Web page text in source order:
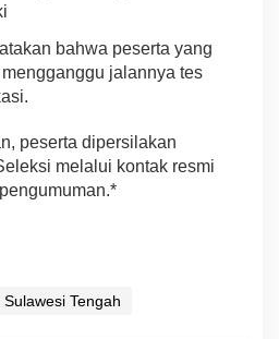
bahwa peserta yang
jalannya tes
peserta dipersilakan
melalui kontak resmi
Sulawesi Tengah